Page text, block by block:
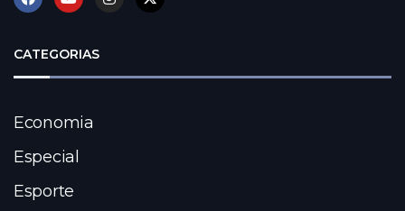
CATEGORIAS
Economia
Especial
Esporte